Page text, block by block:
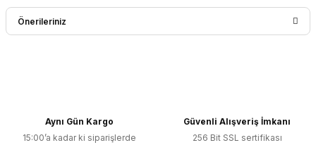
Bu ürüne ilk yorumu siz yapın!
Önerileriniz
Ürün resmi kalitesiz, bozuk veya görüntülenemiyor.
Aynı Gün Kargo
15:00’a kadar ki siparişlerde
Güvenli Alışveriş İmkanı
256 Bit SSL sertifikası